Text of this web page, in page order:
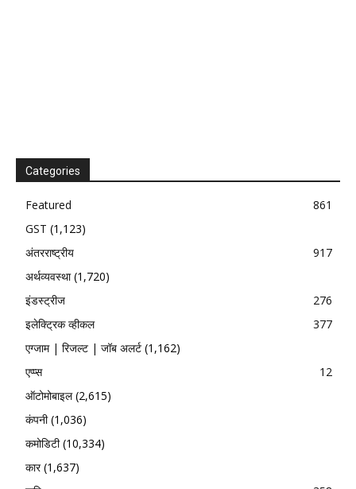
Categories
Featured
861
GST (1,123)
अंतरराष्ट्रीय
917
अर्थव्यवस्था(1,720)
इंडस्ट्रीज
276
इलेक्ट्रिक व्हीकल
377
एग्जाम | रिजल्ट | जॉब अलर्ट (1,162)
एप्प्स
12
ऑटोमोबाइल(2,615)
कंपनी(1,036)
कमोडिटी(10,334)
कार(1,637)